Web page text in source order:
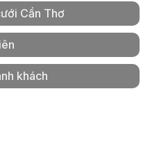
Cần Thơ
khách